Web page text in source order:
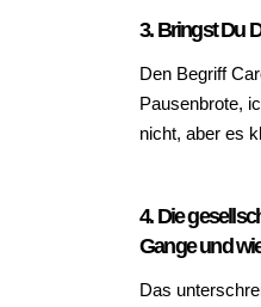
3. Bringst Du
Den Begriff
Pausenbrote,
nicht, aber es
4. Die
Gange und
Das